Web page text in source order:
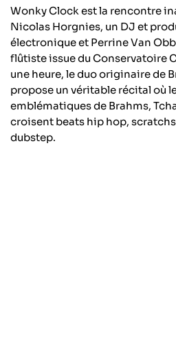
Wonky Clock est la rencontre
Nicolas Horgnies, un DJ et
électronique et Perrine Van
flûtiste issue du Conservatoire
une heure, le duo originaire de
propose un véritable récital où
emblématiques de Brahms,
croisent beats hip hop,
dubstep.